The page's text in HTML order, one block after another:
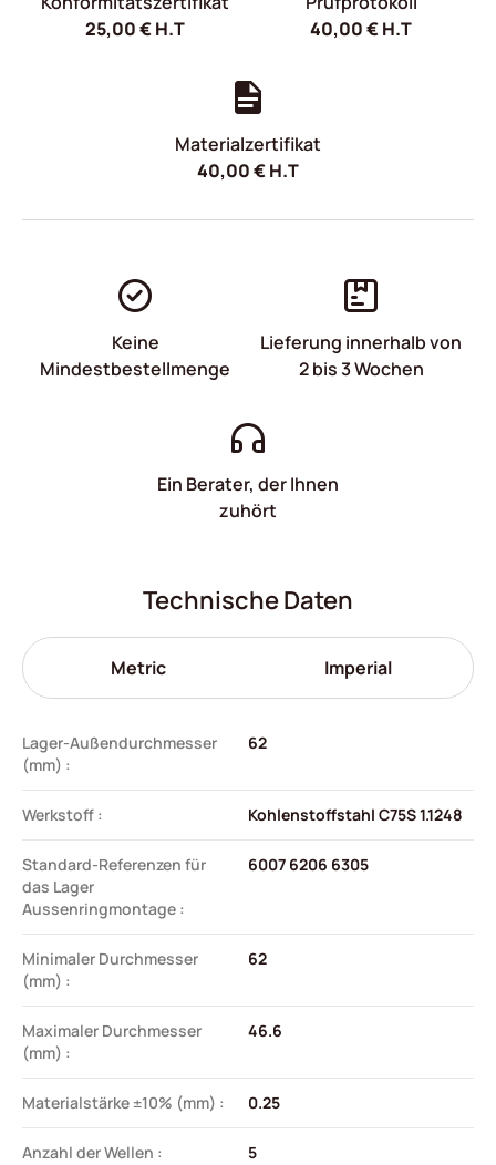
25,00€H.T
40,00€H.T
Materialzertifikat
40,00€H.T
Keine
Mindestbestellmenge
Lieferung innerhalb von
2 bis 3 Wochen
Ein Berater, der Ihnen
zuhört
Technische Daten
Metric Imperial
Lager-Außendurchmesser
(mm) :
62
Werkstoff : Kohlenstoffstahl C75S 1.1248
Standard-Referenzen für
das Lager
Aussenringmontage :
6007 6206 6305
Minimaler Durchmesser
(mm) :
62
Maximaler Durchmesser
(mm) :
46.6
Materialstärke ±10% (mm) : 0.25
Anzahl der Wellen : 5